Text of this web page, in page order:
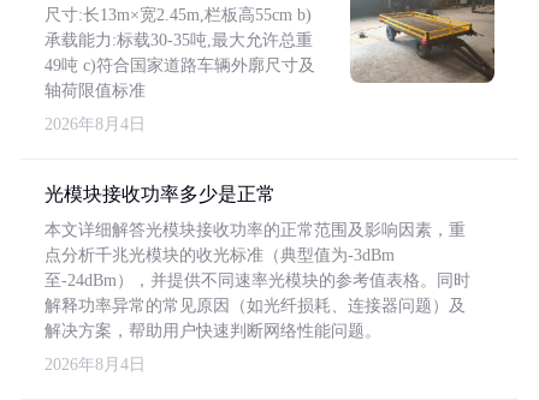
尺寸:长13m×宽2.45m,栏板高55cm b)
承载能力:标载30-35吨,最大允许总重
49吨 c)符合国家道路车辆外廓尺寸及
轴荷限值标准
2026年8月4日
光模块接收功率多少是正常
本文详细解答光模块接收功率的正常范围及影响因素，重
点分析千兆光模块的收光标准（典型值为-3dBm
至-24dBm），并提供不同速率光模块的参考值表格。同时
解释功率异常的常见原因（如光纤损耗、连接器问题）及
解决方案，帮助用户快速判断网络性能问题。
2026年8月4日